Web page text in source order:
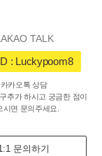
TALK
: Luckypoom8
카카오톡 상담
추가 하시고 궁금한 점이
시면 문의주세요.
문의하기